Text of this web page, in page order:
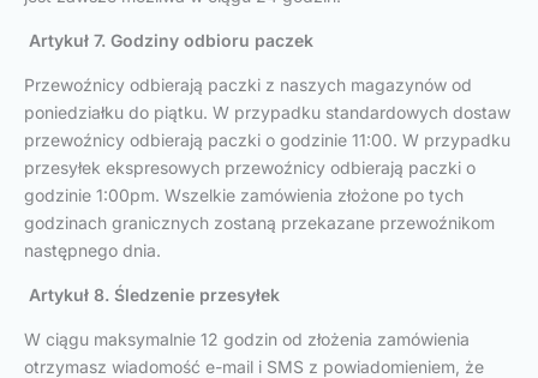
Artykuł 7. Godziny odbioru paczek
Przewoźnicy odbierają paczki z naszych magazynów od
poniedziałku do piątku. W przypadku standardowych dostaw
przewoźnicy odbierają paczki o godzinie 11:00. W przypadku
przesyłek ekspresowych przewoźnicy odbierają paczki o
godzinie 1:00pm. Wszelkie zamówienia złożone po tych
godzinach granicznych zostaną przekazane przewoźnikom
następnego dnia.
Artykuł 8. Śledzenie przesyłek
W ciągu maksymalnie 12 godzin od złożenia zamówienia
otrzymasz wiadomość e-mail i SMS z powiadomieniem, że